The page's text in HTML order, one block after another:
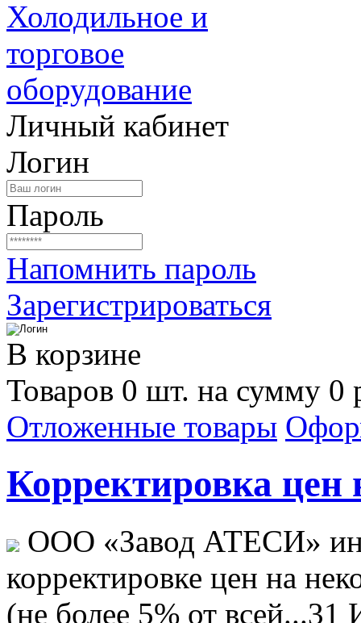
Личный кабинет
Логин
Пароль
Напомнить пароль
Зарегистрироваться
В корзине
Товаров 0 шт. на сумму 0
Отложенные товары
Корректировка цен
ООО «Завод АТЕСИ»
корректировке цен на
(не более 5% от всей...31